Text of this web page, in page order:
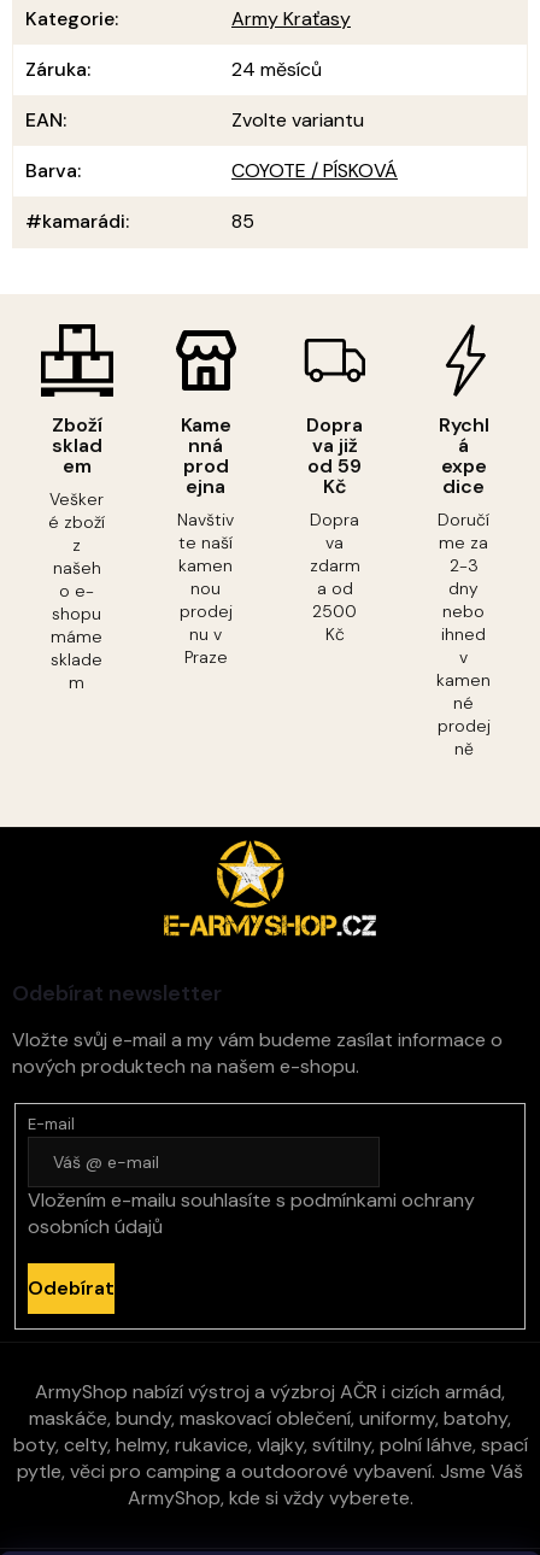
Zboží
sklad
em
Vešker
é zboží
z
našeh
o e-
shopu
máme
sklade
m
Kame
nná
prod
ejna
Navštiv
te naší
kamen
nou
prodej
nu v
Praze
Dopra
va již
od 59
Kč
Dopra
va
zdarm
a od
2500
Kč
Rychl
á
expe
dice
Doručí
me za
2-3
dny
nebo
ihned
v
kamen
né
prodej
ně
Kategorie:
Army Kraťasy
Záruka:
24 měsíců
EAN:
Zvolte variantu
Barva:
COYOTE / PÍSKOVÁ
#kamarádi: 85
Odebírat newsletter
Vložte svůj e-mail a my vám budeme zasílat informace o
nových produktech na našem e-shopu.
E-mail
Vložením e-mailu souhlasíte s podmínkami ochrany
osobních údajů
Odebírat
ArmyShop nabízí výstroj a výzbroj AČR i cizích armád,
maskáče, bundy, maskovací oblečení, uniformy, batohy,
boty, celty, helmy, rukavice, vlajky, svítilny, polní láhve, spací
pytle, věci pro camping a outdoorové vybavení. Jsme Váš
ArmyShop, kde si vždy vyberete.